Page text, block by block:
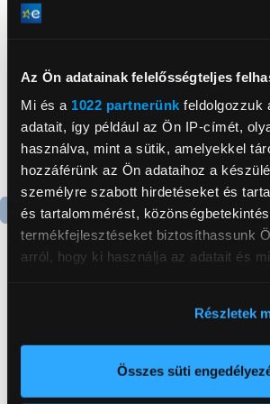
Az Ön adatainak felelősségteljes
Mi és a 1022 partnerünk feldolgozzuk
adatait, így például az Ön IP-címét,
használva, mint a sütik, amelyekkel
hozzáférünk az Ön adataihoz a
személyre szabott hirdetéseket és
és tartalommérést,
termékfejlesztéseket biztosíthassunk
arról, hogy ki használja az adatait és
elhelyezkedéséről pár méteres
Az Ön készülékén
Részletek
Összes süti
Termék adatlap
Telefon,